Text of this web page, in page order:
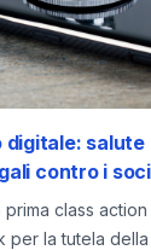
digitale: salute
contro i
class
per la tutela della